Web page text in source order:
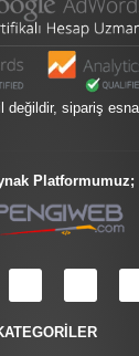
değildir, sipariş
Platformumuz;